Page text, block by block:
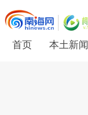
首页 本土新闻